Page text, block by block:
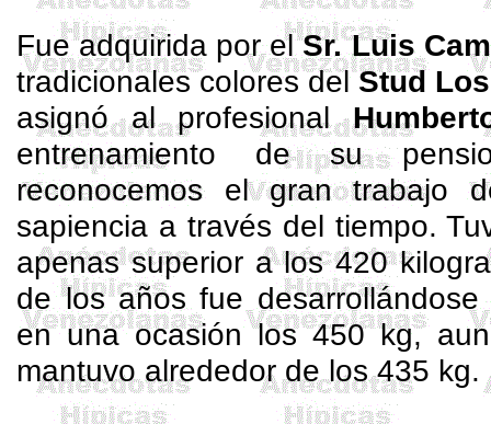
Fue adquirida por elSr. Luis
tradicionales colores delStud
asignó al profesional
entrenamiento de su
reconocemos el gran trabajo
sapiencia a través del tiempo.
apenas superior a los 420
de los años fue
en una ocasión los 450 kg,
mantuvo alrededor de los 435 kg.